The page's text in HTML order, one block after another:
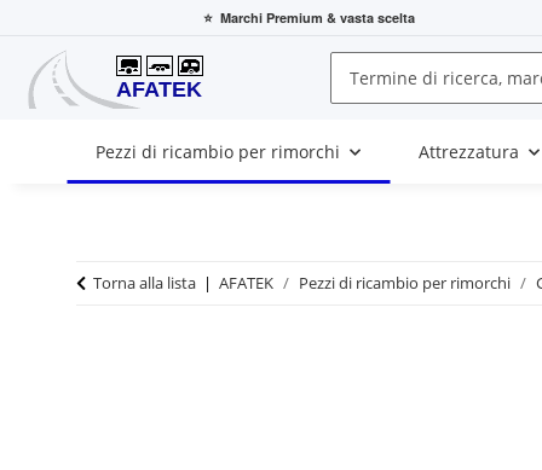
⭐ Marchi Premium & vasta scelta
Pezzi di ricambio per rimorchi Attrezzatura
Torna alla lista AFATEK Pezzi di ricambio per rimorchi